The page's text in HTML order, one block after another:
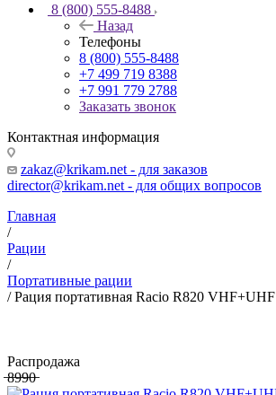
8 (800) 555-8488
Назад
Телефоны
8 (800) 555-8488
+7 499 719 8388
+7 991 779 2788
Заказать звонок
Контактная информация
zakaz@krikam.net - для заказов
director@krikam.net - для общих вопросов
Главная
/
Рации
/
Портативные рации
/Рация портативная Racio R820 VHF+UHF
Распродажа
̶8̶9̶9̶0̶